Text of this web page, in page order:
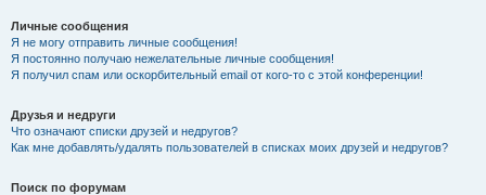
Личные сообщения
Я не могу отправить личные сообщения!
Я постоянно получаю нежелательные личные сообщения!
Я получил спам или оскорбительный email от кого-то с этой конференции!
Друзья и недруги
Что означают списки друзей и недругов?
Как мне добавлять/удалять пользователей в списках моих друзей и недругов?
Поиск по форумам